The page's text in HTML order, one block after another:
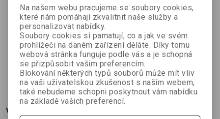
Junácká
stezka
J. Foglar, J.
Svojše, J.Č.
Grifin, S. V.
Wimpy, Dachs,
E. T. Seton
449 Kč 499 Kč
Tajemství
starého
pergamenu
Jiří Švadleňák
68 Kč 75 Kč
staré šipky,
Dobrodružn
á cesta do
Marlowe
Jiří Filípek,
Ladislav Říha,
Svatopluk
Hrnčíř, J.A.
Altsheler
63 Kč 79 Kč
Více o knize
Na našem webu pracujeme se soubory cookies,
které nám pomáhají zkvalitnit naše služby a
personalizovat nabídky.
Soubory cookies si pamatují, co a jak ve svém
prohlížeči na daném zařízení děláte. Díky tomu
webová stránka funguje podle vás a je schopná
se přizpůsobit vašim preferencím.
Blokování některých typů souborů může mít vliv
na vaši uživatelskou zkušenost s naším webem,
také nebudeme schopni poskytnout vám nabídku
na základě vašich preferencí.